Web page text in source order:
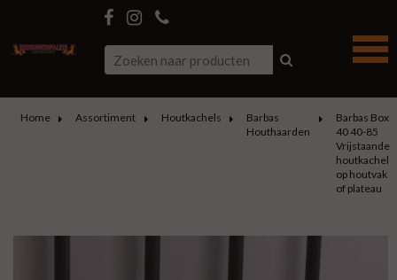
Home Assortiment Houtkachels
Barbas
Houthaarden
Barbas Box
40 40-85
Vrijstaande
houtkachel
op houtvak
of plateau